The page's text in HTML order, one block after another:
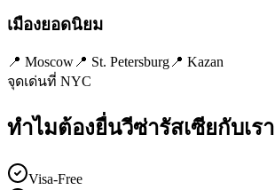
เมืองยอดนิยม
📍 Moscow 📍 St. Petersburg 📍 Kazan
จุดเด่นที่ NYC
ทำไมต้องยื่นวีซ่ารัสเซียกับเรา
Visa-Free